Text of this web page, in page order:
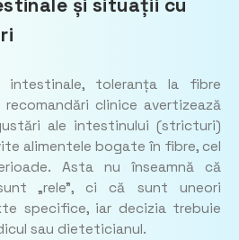
și situații cu
intestinale, toleranța la fibre
clinice avertizează
ale intestinului (stricturi)
alimentele bogate în fibre, cel
Asta nu înseamnă că
„rele”, ci că sunt uneori
specifice, iar decizia trebuie
sau dieteticianul.